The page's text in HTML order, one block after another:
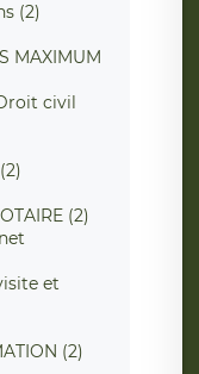
(2)
MAXIMUM
civil
(2)
et
(2)